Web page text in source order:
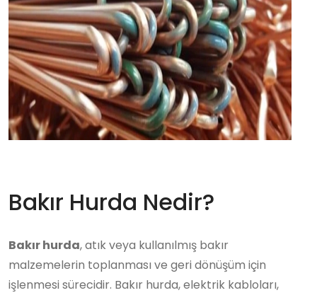
Bakır Hurda Nedir?
Bakır hurda, atık veya kullanılmış bakır
malzemelerin toplanması ve geri dönüşüm için
işlenmesi sürecidir. Bakır hurda, elektrik kabloları,